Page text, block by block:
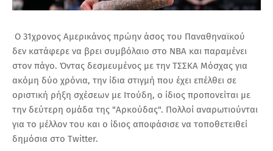
Ο 31χρονος Αμερικάνος πρώην άσος του Παναθηναϊκού
δεν κατάφερε να βρει συμβόλαιο στο NBA και παραμένει
στον πάγο. Όντας δεσμευμένος με την ΤΣΣΚΑ Μόσχας για
ακόμη δύο χρόνια, την ίδια στιγμή που έχει επέλθει σε
οριστική ρήξη σχέσεων με Ιτούδη, ο ίδιος προπονείται με
την δεύτερη ομάδα της "Αρκούδας". Πολλοί αναρωτιούνται
για το μέλλον του και ο ίδιος αποφάσισε να τοποθετειθεί
δημόσια στο Twitter.